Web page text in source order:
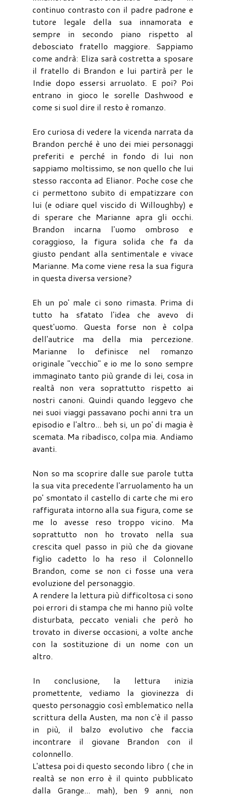
continuo contrasto con il padre padrone e
tutore legale della sua innamorata e
sempre in secondo piano rispetto al
debosciato fratello maggiore. Sappiamo
come andrà: Eliza sarà costretta a sposare
il fratello di Brandon e lui partirà per le
Indie dopo essersi arruolato. E poi? Poi
entrano in gioco le sorelle Dashwood e
come si suol dire il resto è romanzo.
Ero curiosa di vedere la vicenda narrata da
Brandon perché è uno dei miei personaggi
preferiti e perché in fondo di lui non
sappiamo moltissimo, se non quello che lui
stesso racconta ad Elianor. Poche cose che
ci permettono subito di empatizzare con
lui (e odiare quel viscido di Willoughby) e
di sperare che Marianne apra gli occhi.
Brandon incarna l'uomo ombroso e
coraggioso, la figura solida che fa da
giusto pendant alla sentimentale e vivace
Marianne. Ma come viene resa la sua figura
in questa diversa versione?
Eh un po' male ci sono rimasta. Prima di
tutto ha sfatato l'idea che avevo di
quest'uomo. Questa forse non è colpa
dell'autrice ma della mia percezione.
Marianne lo definisce nel romanzo
originale "vecchio" e io me lo sono sempre
immaginato tanto più grande di lei, cosa in
realtà non vera soprattutto rispetto ai
nostri canoni. Quindi quando leggevo che
nei suoi viaggi passavano pochi anni tra un
episodio e l'altro... beh si, un po' di magia è
scemata. Ma ribadisco, colpa mia. Andiamo
avanti.
Non so ma scoprire dalle sue parole tutta
la sua vita precedente l'arruolamento ha un
po' smontato il castello di carte che mi ero
raffigurata intorno alla sua figura, come se
me lo avesse reso troppo vicino. Ma
soprattutto non ho trovato nella sua
crescita quel passo in più che da giovane
figlio cadetto lo ha reso il Colonnello
Brandon, come se non ci fosse una vera
evoluzione del personaggio.
A rendere la lettura più difficoltosa ci sono
poi errori di stampa che mi hanno più volte
disturbata, peccato veniali che però ho
trovato in diverse occasioni, a volte anche
con la sostituzione di un nome con un
altro.
In conclusione, la lettura inizia
promettente, vediamo la giovinezza di
questo personaggio così emblematico nella
scrittura della Austen, ma non c'è il passo
in più, il balzo evolutivo che faccia
incontrare il giovane Brandon con il
colonnello.
L'attesa poi di questo secondo libro ( che in
realtà se non erro è il quinto pubblicato
dalla Grange... mah), ben 9 anni, non